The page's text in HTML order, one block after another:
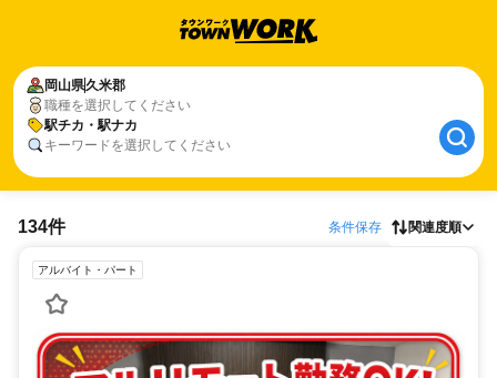
岡山県久米郡
職種を選択してください
駅チカ・駅ナカ
キーワードを選択してください
134件 条件保存 関連度順
アルバイト・パート